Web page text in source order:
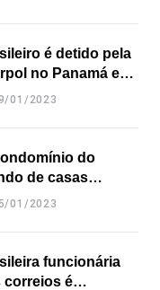
é detido pela
no Panamá e
pegar prisão
01/2023
do
de casas
em 3D é
01/2023
funcionária
correios é